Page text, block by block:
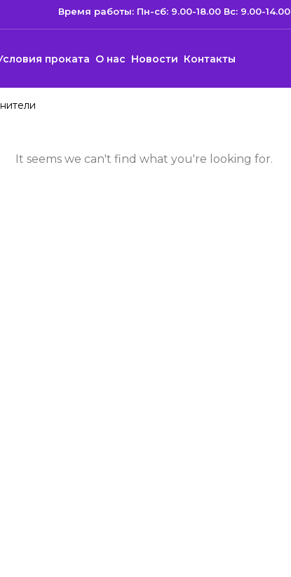
Время работы: Пн-сб: 9.00-18.00 Вс: 9.00-14.00
проката О нас Новости Контакты
It seems we can't find what you're looking for.